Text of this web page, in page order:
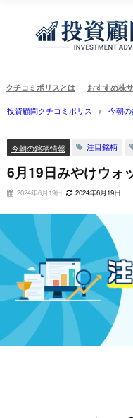
クチコミポリスとは おすすめ株
投資顧問クチコミポリス 今朝
今朝の銘柄情報 注目銘柄
6月19日みやけウォ
2024年6月19日 2024年6月19日